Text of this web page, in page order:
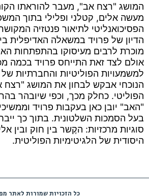
המושג "רצח אב", מעבר להוראתו
מעשה אלים, קטלני ופלילי בתוך
הפסיכואנליטי לתיאור פנטזיה
הדיון של פרויד במשאלה האדיפלית
מוכרת לרבים מעיסוקו בהתפתחות
אולם לצד זאת התייחס פרויד בכמה
למשמעויות הפוליטיות והחברתיות
הנוכחי אבקש לבחון את המושג
הפוליטי. כחלק מכך, וכפי שיובהר
"האב" יובן כאן בעקבות פרויד
בעל הסמכות השלטונית. בתוך כך
סוגיות מרכזיות: הקֶשר בין חוק ובין
היסודית של הלגיטימיות הפוליטית.
כל הזכויות שמורות לאתר